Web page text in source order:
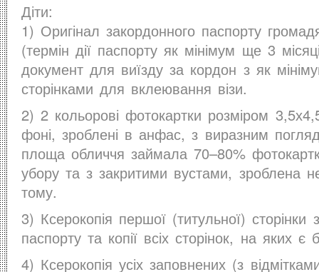
Діти:
1) Оригінал закордонного паспорту
(термін дії паспорту як мінімум ще 3
документ для виїзду за кордон з як
сторінками для вклеювання візи.
2) 2 кольорові фотокартки розміром
фоні, зроблені в анфас, з виразним
площа обличчя займала 70–80%
убору та з закритими вустами, зроблена
тому.
3) Ксерокопія першої (титульної) сторінки
паспорту та копії всіх сторінок, на яких є
4) Ксерокопія усіх заповнених (з